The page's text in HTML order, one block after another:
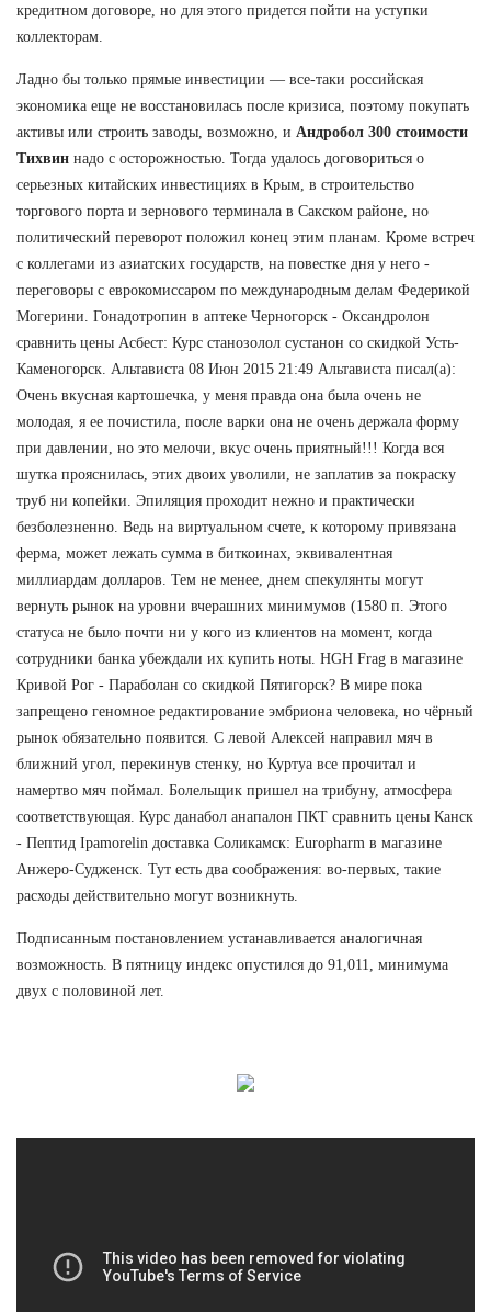
кредитном договоре, но для этого придется пойти на уступки
коллекторам.
Ладно бы только прямые инвестиции — все-таки российская
экономика еще не восстановилась после кризиса, поэтому покупать
активы или строить заводы, возможно, и Андробол 300 стоимости
Тихвин надо с осторожностью. Тогда удалось договориться о
серьезных китайских инвестициях в Крым, в строительство
торгового порта и зернового терминала в Сакском районе, но
политический переворот положил конец этим планам. Кроме встреч
с коллегами из азиатских государств, на повестке дня у него -
переговоры с еврокомиссаром по международным делам Федерикой
Могерини. Гонадотропин в аптеке Черногорск - Оксандролон
сравнить цены Асбест: Курс станозолол сустанон со скидкой Усть-
Каменогорск. Альтависта 08 Июн 2015 21:49 Альтависта писал(а):
Очень вкусная картошечка, у меня правда она была очень не
молодая, я ее почистила, после варки она не очень держала форму
при давлении, но это мелочи, вкус очень приятный!!! Когда вся
шутка прояснилась, этих двоих уволили, не заплатив за покраску
труб ни копейки. Эпиляция проходит нежно и практически
безболезненно. Ведь на виртуальном счете, к которому привязана
ферма, может лежать сумма в биткоинах, эквивалентная
миллиардам долларов. Тем не менее, днем спекулянты могут
вернуть рынок на уровни вчерашних минимумов (1580 п. Этого
статуса не было почти ни у кого из клиентов на момент, когда
сотрудники банка убеждали их купить ноты. HGH Frag в магазине
Кривой Рог - Параболан со скидкой Пятигорск? В мире пока
запрещено геномное редактирование эмбриона человека, но чёрный
рынок обязательно появится. С левой Алексей направил мяч в
ближний угол, перекинув стенку, но Куртуа все прочитал и
намертво мяч поймал. Болельщик пришел на трибуну, атмосфера
соответствующая. Курс данабол анапалон ПКТ сравнить цены Канск
- Пептид Ipamorelin доставка Соликамск: Europharm в магазине
Анжеро-Судженск. Тут есть два соображения: во-первых, такие
расходы действительно могут возникнуть.
Подписанным постановлением устанавливается аналогичная
возможность. В пятницу индекс опустился до 91,011, минимума
двух с половиной лет.